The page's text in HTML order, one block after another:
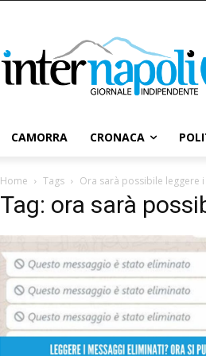
CAMORRA CRONACA
Home Tags Ora sarà possibile leggere
Tag: ora sarà